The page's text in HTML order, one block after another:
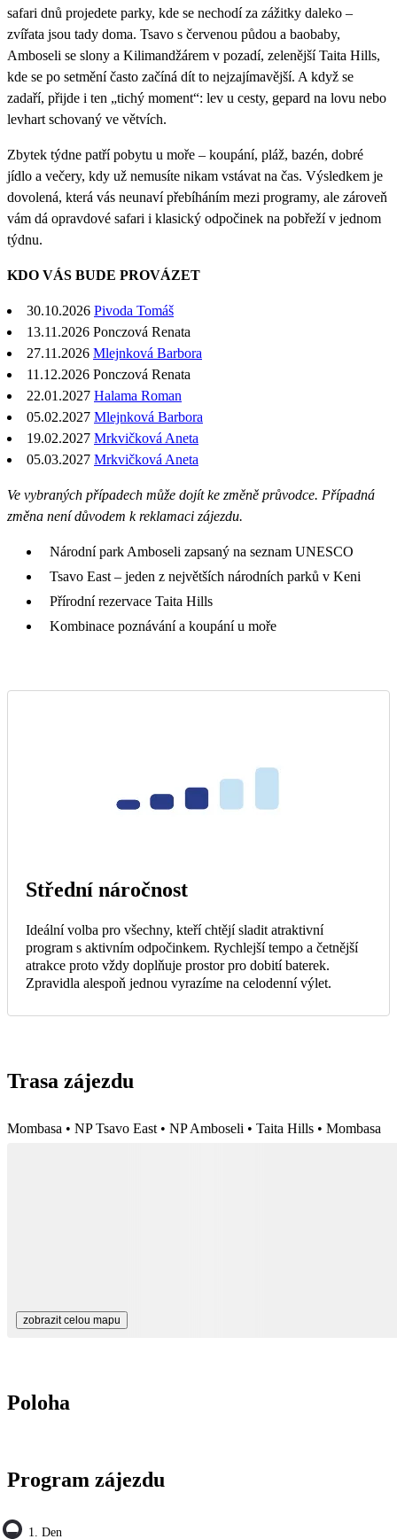
safari dnů projedete parky, kde se nechodí za zážitky daleko –
zvířata jsou tady doma. Tsavo s červenou půdou a baobaby,
Amboseli se slony a Kilimandžárem v pozadí, zelenější Taita Hills,
kde se po setmění často začíná dít to nejzajímavější. A když se
zadaří, přijde i ten „tichý moment“: lev u cesty, gepard na lovu nebo
levhart schovaný ve větvích.
Zbytek týdne patří pobytu u moře – koupání, pláž, bazén, dobré
jídlo a večery, kdy už nemusíte nikam vstávat na čas. Výsledkem je
dovolená, která vás neunaví přebíháním mezi programy, ale zároveň
vám dá opravdové safari i klasický odpočinek na pobřeží v jednom
týdnu.
KDO VÁS BUDE PROVÁZET
30.10.2026 Pivoda Tomáš
13.11.2026 Ponczová Renata
27.11.2026 Mlejnková Barbora
11.12.2026 Ponczová Renata
22.01.2027 Halama Roman
05.02.2027 Mlejnková Barbora
19.02.2027 Mrkvičková Aneta
05.03.2027 Mrkvičková Aneta
Ve vybraných případech může dojít ke změně průvodce. Případná
změna není důvodem k reklamaci zájezdu.
Národní park Amboseli zapsaný na seznam UNESCO
Tsavo East – jeden z největších národních parků v Keni
Přírodní rezervace Taita Hills
Kombinace poznávání a koupání u moře
Střední náročnost
Ideální volba pro všechny, kteří chtějí sladit atraktivní
program s aktivním odpočinkem. Rychlejší tempo a četnější
atrakce proto vždy doplňuje prostor pro dobití baterek.
Zpravidla alespoň jednou vyrazíme na celodenní výlet.
Trasa zájezdu
Mombasa • NP Tsavo East • NP Amboseli • Taita Hills • Mombasa
zobrazit celou mapu
Poloha
Program zájezdu
1. Den